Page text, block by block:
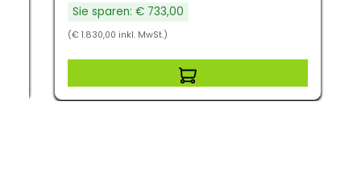
Sie sparen: € 733,00
(€ 1.830,00 inkl. MwSt.)